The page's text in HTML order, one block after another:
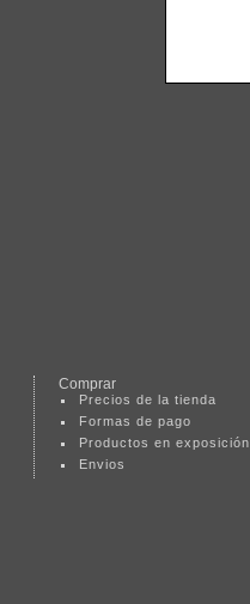
Comprar
Precios de la tienda
Formas de pago
Productos en exposición
Envios